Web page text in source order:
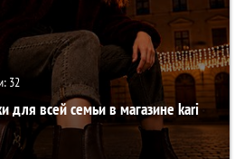
32
для всей семьи в магазине kari